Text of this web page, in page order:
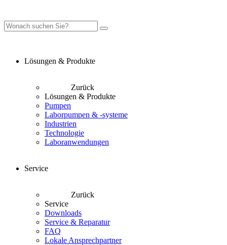
Lösungen & Produkte
Zurück
Lösungen & Produkte
Pumpen
Laborpumpen & -systeme
Industrien
Technologie
Laboranwendungen
Service
Zurück
Service
Downloads
Service & Reparatur
FAQ
Lokale Ansprechpartner